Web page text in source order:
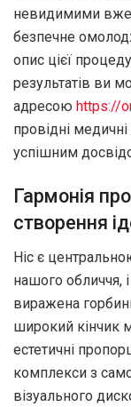
невидимими вже
безпечне
опис цієї
результатів ви
адресою https://
провідні
успішним
Гармонія
створення
Ніс є
нашого обличчя,
виражена
широкий кінчик
естетичні
комплекси з
візуального